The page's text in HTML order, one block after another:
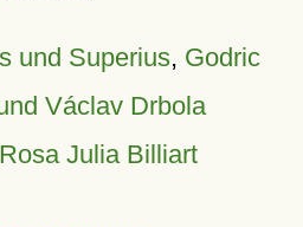
und Superius, Godric
Václav Drbola
Julia Billiart